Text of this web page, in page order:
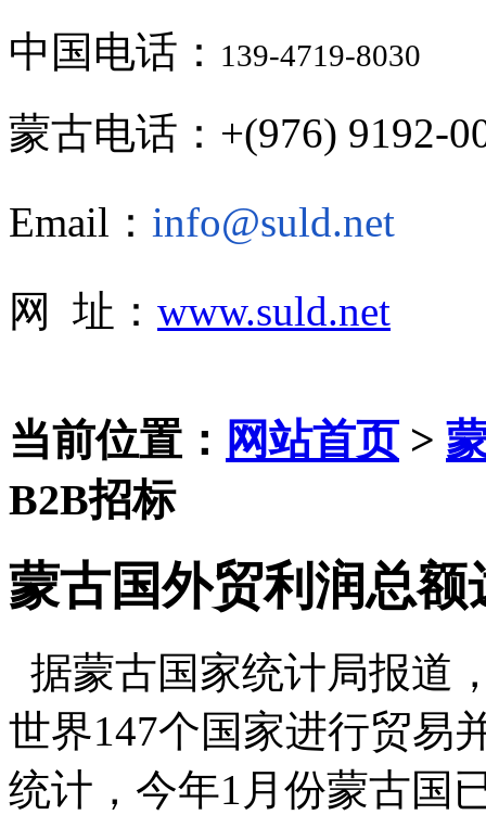
中国电话： 139-4719-8030
蒙古电话：+(976) 9192-
Email： info@suld.net
网 址： www.suld.net
当前位置： 网站首页>
B2B招标
蒙古国外贸利润总额
据蒙古国家统计局报道
世界147个国家进行贸易
统计，今年1月份蒙古国